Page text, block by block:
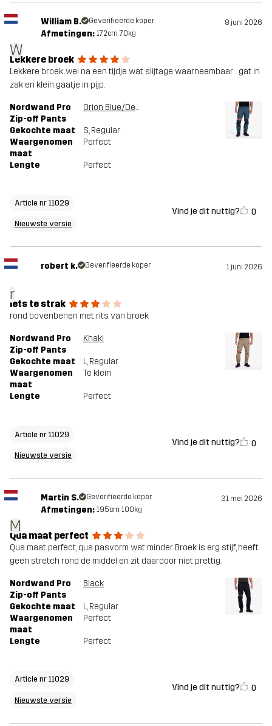
W
William B. Geverifieerde koper 8 juni 2026
Afmetingen: 172cm, 70kg
Lekkere broek
Lekkere broek, wel na een tijdje wat slijtage waarneembaar : gat in
zak en klein gaatje in pijp.
Nordwand Pro
Zip-off Pants
Orion Blue/Deep Navy
Gekochte maat S, Regular
Waargenomen
maat
Perfect
Lengte Perfect
Article nr 11029
Nieuwste versie
Vind je dit nuttig? 0
r
robert k. Geverifieerde koper 1 juni 2026
iets te strak
rond bovenbenen met rits van broek
Nordwand Pro
Zip-off Pants
Khaki
Gekochte maat L, Regular
Waargenomen
maat
Te klein
Lengte Perfect
Article nr 11029
Nieuwste versie
Vind je dit nuttig? 0
M
Martin S. Geverifieerde koper 31 mei 2026
Afmetingen: 195cm, 100kg
Qua maat perfect
Qua maat perfect, qua pasvorm wat minder. Broek is erg stijf, heeft
geen stretch rond de middel en zit daardoor niet prettig.
Nordwand Pro
Zip-off Pants
Black
Gekochte maat L, Regular
Waargenomen
maat
Perfect
Lengte Perfect
Article nr 11029
Nieuwste versie
Vind je dit nuttig? 0